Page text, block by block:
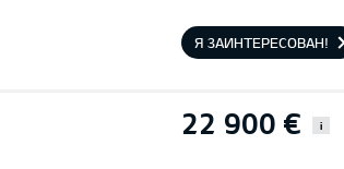
Я ЗАИНТЕРЕСОВАН!
22 900 € i